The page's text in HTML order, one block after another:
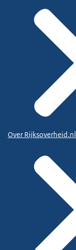
Over Rijksoverheid.nl